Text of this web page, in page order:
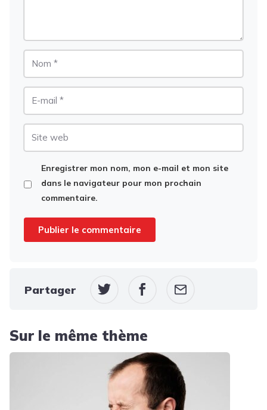
Enregistrer mon nom, mon e-mail et mon site
dans le navigateur pour mon prochain
commentaire.
Partager
Sur le même thème